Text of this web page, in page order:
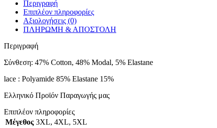
Περιγραφή
Επιπλέον πληροφορίες
Αξιολογήσεις (0)
ΠΛΗΡΩΜΗ & ΑΠΟΣΤΟΛΗ
Περιγραφή
Σύνθεση: 47% Cotton, 48% Modal, 5% Elastane
lace : Polyamide 85% Elastane 15%
Ελληνικό Προϊόν Παραγωγής μας
Επιπλέον πληροφορίες
Μέγεθος 3XL, 4XL, 5XL